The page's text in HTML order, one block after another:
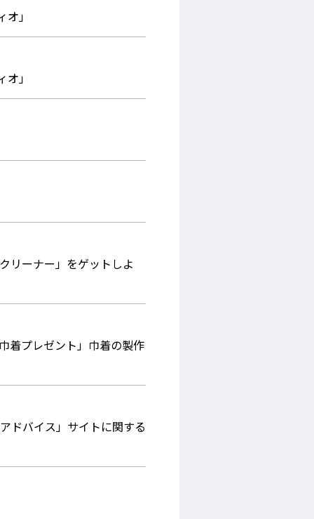
」
」
リーナー」をゲットしよ
着プレゼント」巾着の製作
ドバイス」サイトに関する